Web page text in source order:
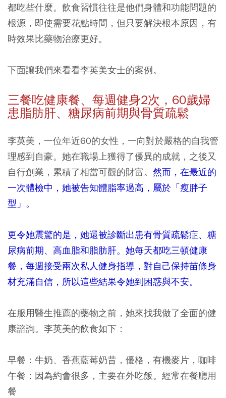
都吃些什麼。飲食習慣往往是他們身體和功能問題的
根源，即使需要花點時間，但只要解決根本原因，有
時效果比藥物治療更好。
下面讓我們來看看李英美女士的案例。
三餐吃健康餐、每週健身2次，60歲婦
患脂肪肝、糖尿病前期與骨質疏鬆
李英美，一位年近60的女性，一向對於嚴格的自我管
理感到自豪。她在職場上獲得了優異的成就，之後又
自行創業，累積了相當可觀的財富。 然而，在最近的
一次體檢中，她被告知體脂率過高，屬於「瘦胖子
型」。
更令她震驚的是，她還被診斷出患有骨質疏鬆症、糖
尿病前期、高血脂和脂肪肝。她每天都吃三頓健康
餐，每週接受兩次私人健身指導，對自己保持苗條身
材充滿自信，所以這些結果令她到困惑與不安。
在服用醫生推薦的藥物之前，她來找我做了全面的健
康諮詢。李英美的飲食如下：
早餐： 牛奶、香蕉藍莓奶昔，優格，有機麥片，咖啡
午餐： 因為約會很多，主要在外吃飯。經常在餐廳用
餐